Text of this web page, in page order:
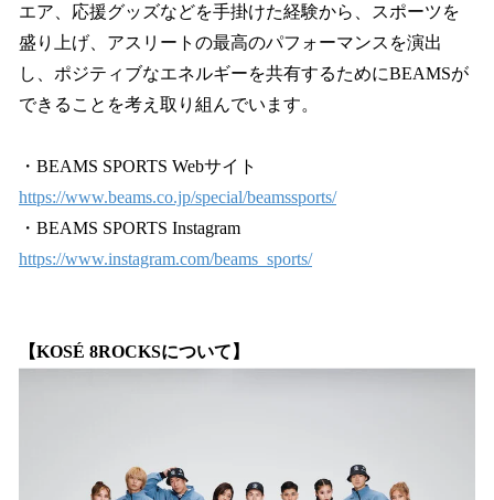
エア、応援グッズなどを手掛けた経験から、スポーツを
盛り上げ、アスリートの最高のパフォーマンスを演出
し、ポジティブなエネルギーを共有するためにBEAMSが
できることを考え取り組んでいます。
・BEAMS SPORTS Webサイト
https://www.beams.co.jp/special/beamssports/
・BEAMS SPORTS Instagram
https://www.instagram.com/beams_sports/
【KOSÉ 8ROCKSについて】